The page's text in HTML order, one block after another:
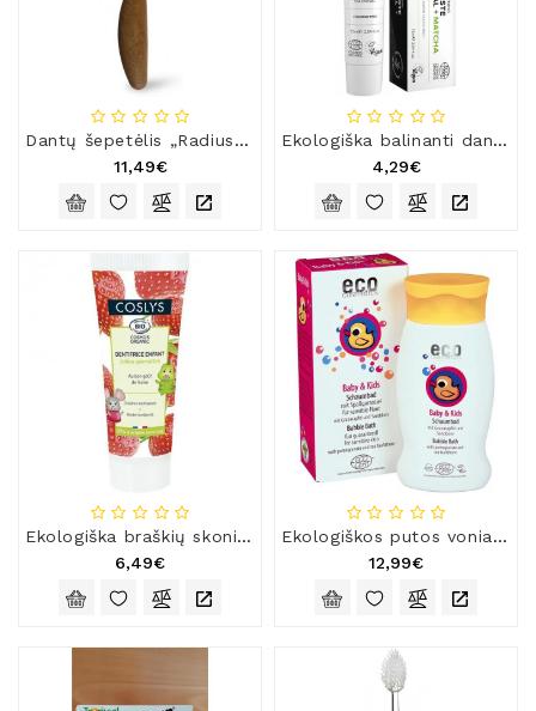
Dantų šepetėlis „Radius Source“ vidutinio kietumo šereliais
11,49€
Ekologiška balinanti dantų pasta su anglimi ir matcha
4,29€
Ekologiška braškių skonio dantų pasta pieniniams dantims
6,49€
Ekologiškos putos voniai kūdikiams ir vaikams su granatais ir šaltalankiais
12,99€